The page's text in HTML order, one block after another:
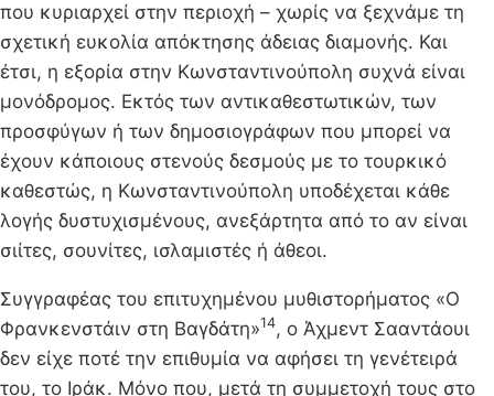
που κυριαρχεί στην περιοχή – χωρίς να ξεχνάμε τη
σχετική ευκολία απόκτησης άδειας διαμονής. Και
έτσι, η εξορία στην Κωνσταντινούπολη συχνά είναι
μονόδρομος. Εκτός των αντικαθεστωτικών, των
προσφύγων ή των δημοσιογράφων που μπορεί να
έχουν κάποιους στενούς δεσμούς με το τουρκικό
καθεστώς, η Κωνσταντινούπολη υποδέχεται κάθε
λογής δυστυχισμένους, ανεξάρτητα από το αν είναι
σιίτες, σουνίτες, ισλαμιστές ή άθεοι.
Συγγραφέας του επιτυχημένου μυθιστορήματος «Ο
Φρανκενστάιν στη Βαγδάτη»14, ο Άχμεντ Σααντάουι
δεν είχε ποτέ την επιθυμία να αφήσει τη γενέτειρά
του, το Ιράκ. Μόνο που, μετά τη συμμετοχή τους στο